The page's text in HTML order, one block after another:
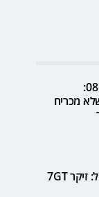
לינק אנד קו 08:
מכריח
בדרך לישראל: זיקר 7GT